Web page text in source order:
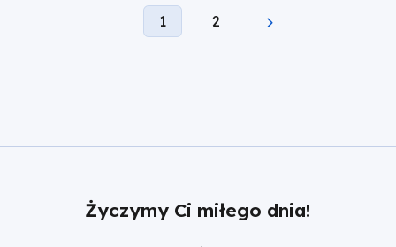
Current
page
1 Page
2
Życzymy Ci miłego dnia!